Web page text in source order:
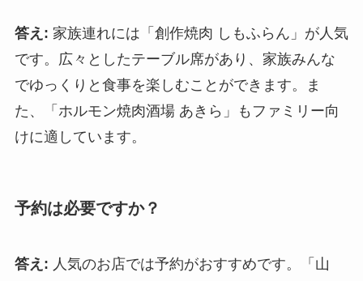
答え: 家族連れには「創作焼肉 しもふらん」が人気
です。広々としたテーブル席があり、家族みんな
でゆっくりと食事を楽しむことができます。ま
た、「ホルモン焼肉酒場 あきら」もファミリー向
けに適しています。
予約は必要ですか？
答え: 人気のお店では予約がおすすめです。「山